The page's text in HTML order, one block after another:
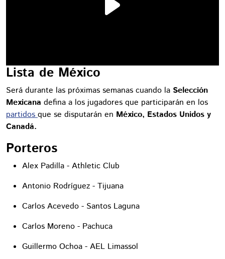
Lista de México
Será durante las próximas semanas cuando la Selección
Mexicana defina a los jugadores que participarán en los
partidosque se disputarán en México, Estados Unidos y
Canadá.
Porteros
Alex Padilla - Athletic Club
Antonio Rodríguez - Tijuana
Carlos Acevedo - Santos Laguna
Carlos Moreno - Pachuca
Guillermo Ochoa - AEL Limassol